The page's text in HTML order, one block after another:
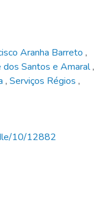
Aranha Barreto ,
dos Santos e Amaral,
, Serviços Régios ,
10/12882